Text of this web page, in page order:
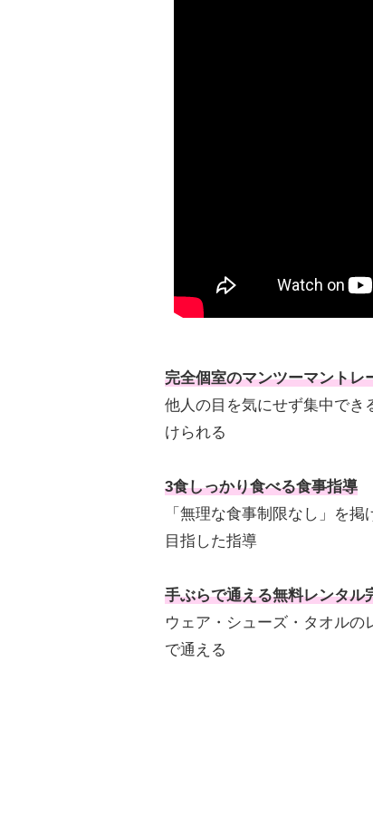
完全個室のマンツーマントレ
他人の目を気にせず集中でき
けられる
3食しっかり食べる食事指導
「無理な食事制限なし」を
目指した指導
手ぶらで通える無料レンタル
ウェア・シューズ・タオルの
で通える